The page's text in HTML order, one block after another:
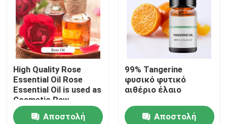
Εμφάνιση VR
Σχετικά με εμάς
Επισκεψή εργοστασίου
Έλεγχος ποιότητας
High Quality Rose
Essential Oil Rose
Essential Oil is used as
Cosmetic Raw
Material
Αποστολή
99% Tangerine
φυσικό φυτικό
αιθέριο έλαιο
Αποστολή